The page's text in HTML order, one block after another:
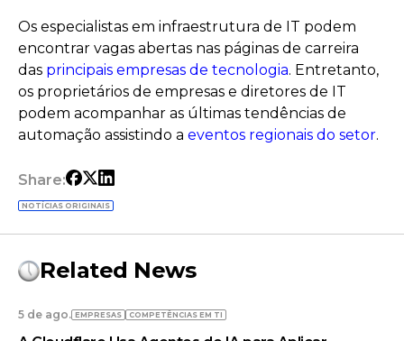
Os especialistas em infraestrutura de IT podem
encontrar vagas abertas nas páginas de carreira
das principais empresas de tecnologia. Entretanto,
os proprietários de empresas e diretores de IT
podem acompanhar as últimas tendências de
automação assistindo a eventos regionais do setor.
Share:
NOTÍCIAS ORIGINAIS
Related News
5 de ago. EMPRESAS COMPETÊNCIAS EM TI